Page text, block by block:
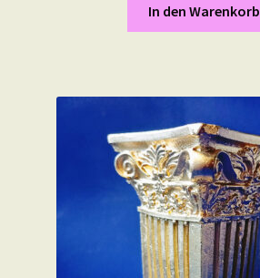
In den Warenkorb